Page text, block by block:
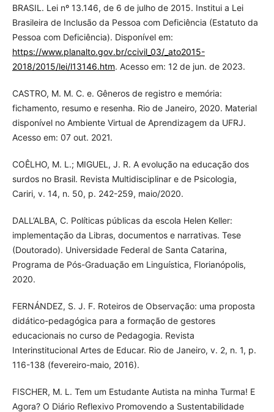
BRASIL. Lei nº 13.146, de 6 de julho de 2015. Institui a Lei
Brasileira de Inclusão da Pessoa com Deficiência (Estatuto da
Pessoa com Deficiência). Disponível em:
https://www.planalto.gov.br/ccivil_03/_ato2015-
2018/2015/lei/l13146.htm. Acesso em: 12 de jun. de 2023.
CASTRO, M. M. C. e. Gêneros de registro e memória:
fichamento, resumo e resenha. Rio de Janeiro, 2020. Material
disponível no Ambiente Virtual de Aprendizagem da UFRJ.
Acesso em: 07 out. 2021.
COÊLHO, M. L.; MIGUEL, J. R. A evolução na educação dos
surdos no Brasil. Revista Multidisciplinar e de Psicologia,
Cariri, v. 14, n. 50, p. 242-259, maio/2020.
DALL’ALBA, C. Políticas públicas da escola Helen Keller:
implementação da Libras, documentos e narrativas. Tese
(Doutorado). Universidade Federal de Santa Catarina,
Programa de Pós-Graduação em Linguística, Florianópolis,
2020.
FERNÁNDEZ, S. J. F. Roteiros de Observação: uma proposta
didático-pedagógica para a formação de gestores
educacionais no curso de Pedagogia. Revista
Interinstitucional Artes de Educar. Rio de Janeiro, v. 2, n. 1, p.
116-138 (fevereiro-maio, 2016).
FISCHER, M. L. Tem um Estudante Autista na minha Turma! E
Agora? O Diário Reflexivo Promovendo a Sustentabilidade